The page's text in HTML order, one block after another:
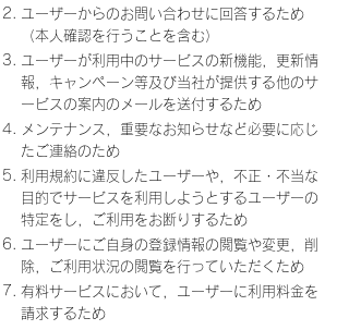
ユーザーからのお問い合わせに回答するため
（本人確認を行うことを含む）
ユーザーが利用中のサービスの新機能，更新情
報，キャンペーン等及び当社が提供する他のサ
ービスの案内のメールを送付するため
メンテナンス，重要なお知らせなど必要に応じ
たご連絡のため
利用規約に違反したユーザーや，不正・不当な
目的でサービスを利用しようとするユーザーの
特定をし，ご利用をお断りするため
ユーザーにご自身の登録情報の閲覧や変更，削
除，ご利用状況の閲覧を行っていただくため
有料サービスにおいて，ユーザーに利用料金を
請求するため